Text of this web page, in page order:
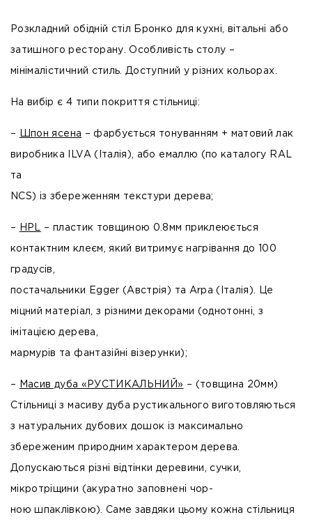
Розкладний обідній стіл Бронко для кухні, вітальні або
затишного ресторану. Особливість столу –
мінімалістичний стиль. Доступний у різних кольорах.
На вибір є 4 типи покриття стільниці:
– Шпон ясена – фарбується тонуванням + матовий лак
виробника ILVA (Італія), або емаллю (по каталогу RAL
та
NCS) із збереженням текстури дерева;
– HPL – пластик товщиною 0.8мм приклеюється
контактним клеєм, який витримує нагрівання до 100
градусів,
постачальники Egger (Австрія) та Arpa (Італія). Це
міцний матеріал, з різними декорами (однотонні, з
імітацією дерева,
мармурів та фантазійні візерунки);
– Масив дуба «РУСТИКАЛЬНИЙ» – (товщина 20мм)
Стільниці з масиву дуба рустикального виготовляються
з натуральних дубових дошок із максимально
збереженим природним характером дерева.
Допускаються різні відтінки деревини, сучки,
мікротріщини (акуратно заповнені чор-
ною шпаклівкою). Саме завдяки цьому кожна стільниця